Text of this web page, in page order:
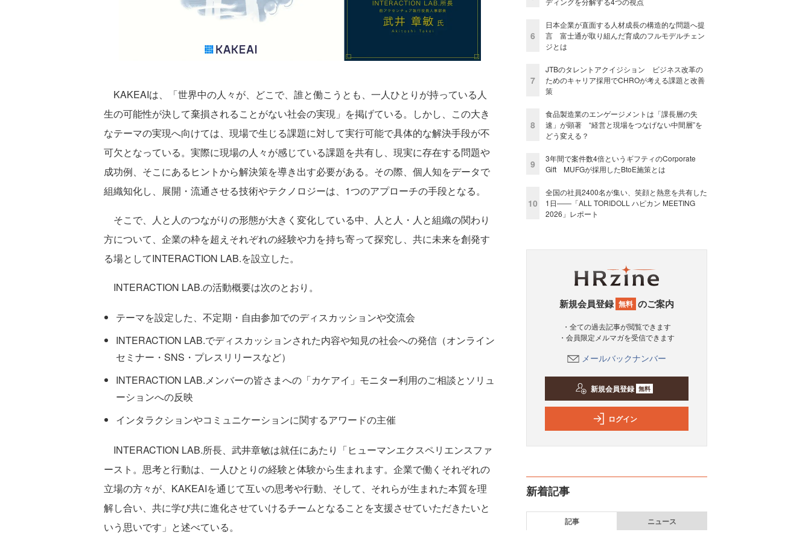
KAKEAIは、「世界中の人々が、どこで、誰と働こうとも、一人ひとりが持っている人
生の可能性が決して棄損されることがない社会の実現」を掲げている。しかし、この大き
なテーマの実現へ向けては、現場で生じる課題に対して実行可能で具体的な解決手段が不
可欠となっている。実際に現場の人々が感じている課題を共有し、現実に存在する問題や
成功例、そこにあるヒントから解決策を導き出す必要がある。その際、個人知をデータで
組織知化し、展開・流通させる技術やテクノロジーは、1つのアプローチの手段となる。
そこで、人と人のつながりの形態が大きく変化している中、人と人・人と組織の関わり
方について、企業の枠を超えそれぞれの経験や力を持ち寄って探究し、共に未来を創発す
る場としてINTERACTION LAB.を設立した。
INTERACTION LAB.の活動概要は次のとおり。
テーマを設定した、不定期・自由参加でのディスカッションや交流会
INTERACTION LAB.でディスカッションされた内容や知見の社会への発信（オンライン
セミナー・SNS・プレスリリースなど）
INTERACTION LAB.メンバーの皆さまへの「カケアイ」モニター利用のご相談とソリュ
ーションへの反映
インタラクションやコミュニケーションに関するアワードの主催
INTERACTION LAB.所長、武井章敏は就任にあたり「ヒューマンエクスペリエンスファ
ースト。思考と行動は、一人ひとりの経験と体験から生まれます。企業で働くそれぞれの
立場の方々が、KAKEAIを通じて互いの思考や行動、そして、それらが生まれた本質を理
解し合い、共に学び共に進化させていけるチームとなることを支援させていただきたいと
いう思いです」と述べている。
6
日本企業が直面する人材成長の構造的な問題へ提
言 富士通が取り組んだ育成のフルモデルチェン
ジとは
7
JTBのタレントアクイジション ビジネス改革の
ためのキャリア採用でCHROが考える課題と改善
策
8
食品製造業のエンゲージメントは「課長層の失
速」が顕著 “経営と現場をつなげない中間層”を
どう変える？
9
3年間で案件数4倍というギフティのCorporate
Gift MUFGが採用したBtoE施策とは
10
全国の社員2400名が集い、笑顔と熱意を共有した
1日――「ALL TORIDOLL ハピカン MEETING
2026」レポート
新規会員登録 無料 のご案内
・全ての過去記事が閲覧できます
・会員限定メルマガを受信できます
メールバックナンバー
新規会員登録 無料
ログイン
新着記事
記事 ニュース